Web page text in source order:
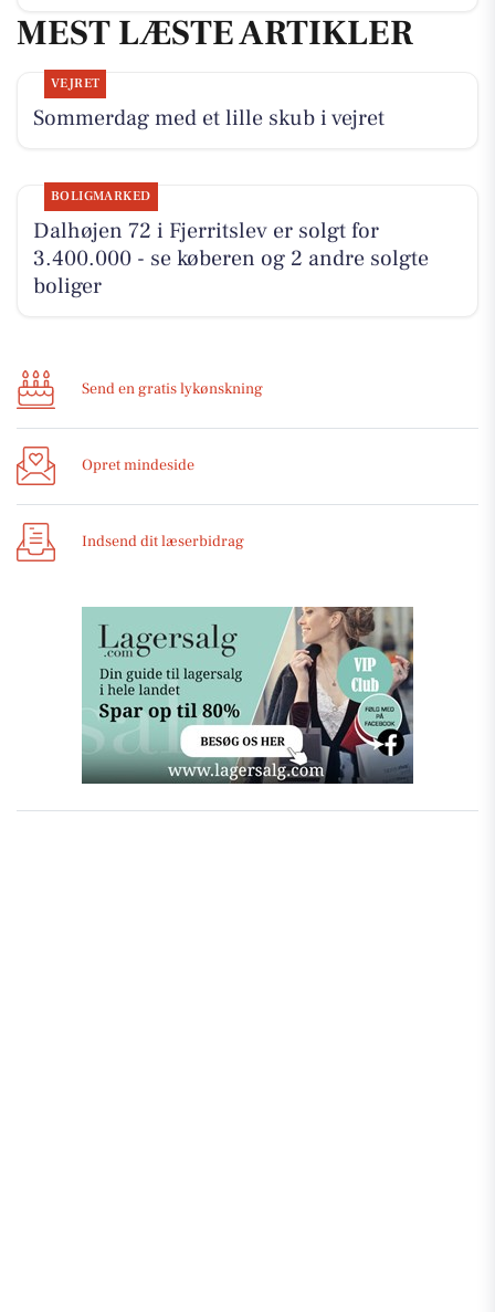
MEST LÆSTE ARTIKLER
VEJRET
Sommerdag med et lille skub i vejret
BOLIGMARKED
Dalhøjen 72 i Fjerritslev er solgt for
3.400.000 - se køberen og 2 andre solgte
boliger
Send en gratis lykønskning
Opret mindeside
Indsend dit læserbidrag